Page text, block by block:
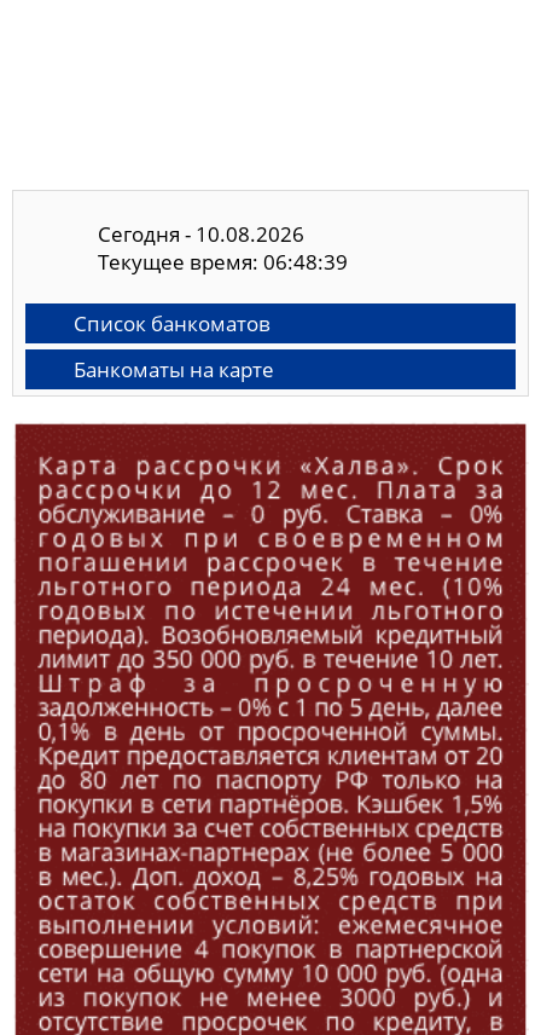
Сегодня - 10.08.2026
Текущее время: 06:48:40
Список банкоматов
Банкоматы на карте